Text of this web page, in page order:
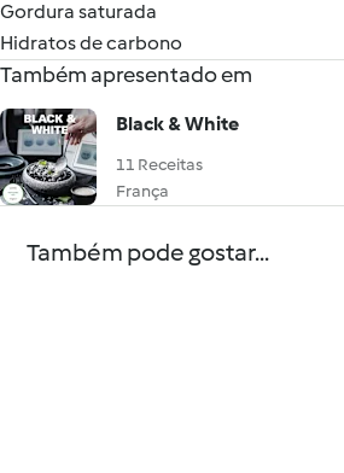
Gordura saturada
Hidratos de carbono
Também apresentado em
Black & White
11 Receitas
França
Também pode gostar...